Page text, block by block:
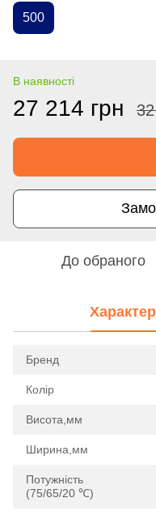
500
В наявності
27 214 грн
До обраного
Бренд
Колір
Висота,мм
Ширина,мм
Потужність
(75/65/20 ℃)